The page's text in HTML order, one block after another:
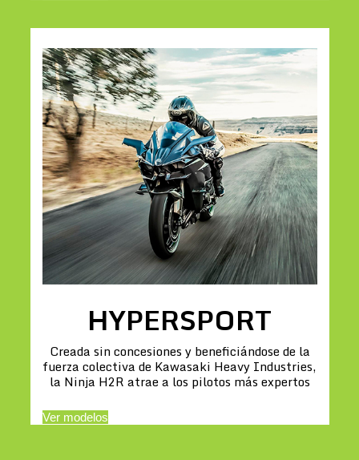
HYPERSPORT
Creada sin concesiones y beneficiándose de la
fuerza colectiva de Kawasaki Heavy Industries,
la Ninja H2R atrae a los pilotos más expertos
Ver modelos